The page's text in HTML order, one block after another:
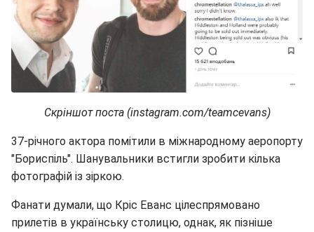
Скріншот поста (instagram.com/teamcevans)
37-річного актора помітили в міжнародному аеропорту
"Бориспіль". Шанувальники встигли зробити кілька
фотографій із зіркою.
Фанати думали, що Кріс Еванс цілеспрямовано
прилетів в українську столицю, однак, як пізніше